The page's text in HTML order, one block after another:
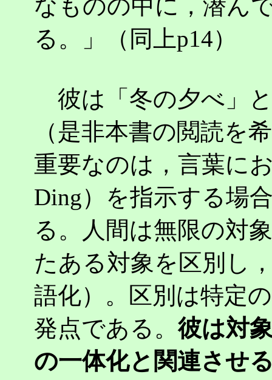
なものの中に，潜ん
る。」（同上p14）
彼は「冬の夕べ」
（是非本書の閲読を
重要なのは，言葉に
Ding）を指示する場
る。人間は無限の対
たある対象を区別し
語化）。区別は特定
発点である。彼は対
の一体化と関連させ